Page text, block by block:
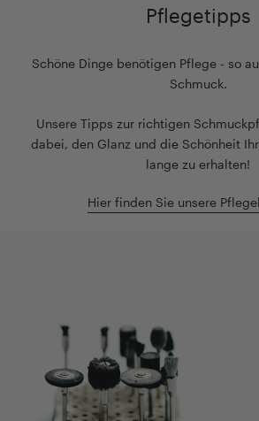
Pflegetipps
Schöne Dinge benötigen Pflege - so
Schmuck.
Unsere Tipps zur richtigen
dabei, den Glanz und die Schönheit
lange zu erhalten!
Hier finden Sie unsere